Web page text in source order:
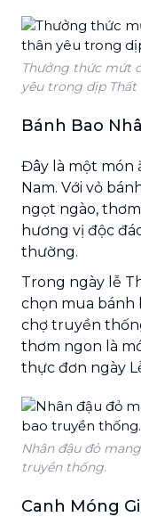
Thưởng thức mứt
yêu trong dịp Thất
Bánh Bao
Đây là một món
Nam. Với vỏ
ngọt ngào,
hương vị độc
thường.
Trong ngày lễ
chọn mua bánh
chợ truyền
thơm ngon là
thực đơn ngày
Nhân đậu đỏ
truyền thống.
Canh Móng